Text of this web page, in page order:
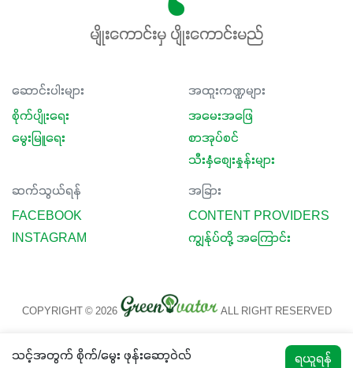
မျိုးကောင်းမှ ပျိုးကောင်းမည်
ဆောင်းပါးများ
စိုက်ပျိုးရေး
မွေးမြူရေး
အထူးကဏ္ဍများ
အမေးအဖြေ
စာအုပ်စင်
သီးနှံစျေးနှုန်းများ
ဆက်သွယ်ရန်
FACEBOOK
INSTAGRAM
အခြား
CONTENT PROVIDERS
ကျွန်ုပ်တို့ အကြောင်း
COPYRIGHT © 2026 ALL RIGHT RESERVED
သင့်အတွက် စိုက်/မွေး ဖုန်းဆော့ဝဲလ် ရယူရန်